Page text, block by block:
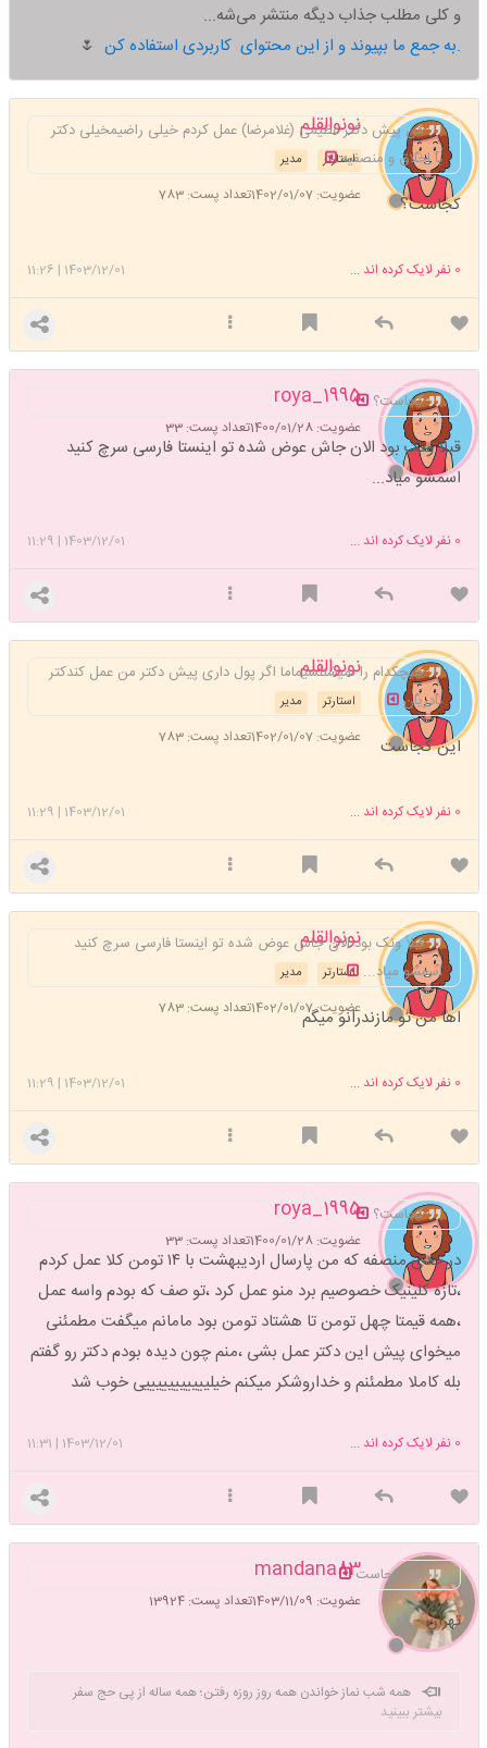
و کلی مطلب جذاب دیگه منتشر می‌شه...
به جمع ما بپیوند و از این محتوای کاربردی استفاده کن.
🌷
نونوالقلم
مدیر استارتر
عضویت: 1402/01/07 تعداد پست: 783
من پیش دکتر عظیمی (غلامرضا) عمل کردم خیلی راضیمخیلی دکتر
با اخلاق و منصفیه
کجاست؟
1403/12/01
|
11:26 0 نفر لایک کرده اند ...
roya_1995
عضویت: 1400/01/28 تعداد پست: 33
کجاست؟
قبلاً ونک بود الان جاش عوض شده تو اینستا فارسی سرچ کنید
اسمشو میاد...
1403/12/01
|
11:29 0 نفر لایک کرده اند ...
نونوالقلم
مدیر استارتر
عضویت: 1402/01/07 تعداد پست: 783
هیچکدام را نمیشنلسیماما اگر پول داری پیش دکتر من عمل کندکتر
نادریان
این کجاست
1403/12/01
|
11:29 0 نفر لایک کرده اند ...
نونوالقلم
مدیر استارتر
عضویت: 1402/01/07 تعداد پست: 783
قبلاً ونک بود الان جاش عوض شده تو اینستا فارسی سرچ کنید
اسمشو میاد...
اها من تو مازندرانو میگم
1403/12/01
|
11:29 0 نفر لایک کرده اند ...
roya_1995
عضویت: 1400/01/28 تعداد پست: 33
کجاست؟
در حدی منصفه که من پارسال اردیبهشت با ۱۴ تومن کلا عمل کردم
،تازه کلینیک خصوصیم برد منو عمل کرد ،تو صف که بودم واسه عمل
،همه قیمتا چهل تومن تا هشتاد تومن بود مامانم میگفت مطمئنی
میخوای پیش این دکتر عمل بشی ،منم چون دیده بودم دکتر رو گفتم
بله کاملا مطمئنم و خداروشکر میکنم خیلیییییییییییی خوب شد
1403/12/01
|
11:31 0 نفر لایک کرده اند ...
mandana83
عضویت: 1403/11/09 تعداد پست: 13924
این کجاست
تهران
همه شب نماز خواندن همه روز روزه رفتن؛ همه ساله از پی حج سفر
حجاز کردن🕋 ز مدینه تا به کعبه سر و پا برهنه رفتن؛ دو لب از برای لبیک به
بیشتر ببینید